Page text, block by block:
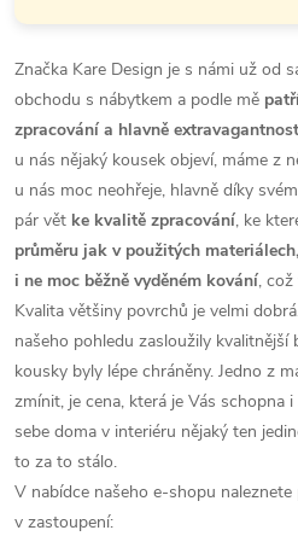
Značka Kare Design je s námi už od
obchodu s nábytkem a podle mě
zpracování a hlavně
u nás nějaký kousek objeví, máme z
u nás moc neohřeje, hlavně díky
pár vět ke kvalitě zpracování, ke
průměru jak v použitých
i ne moc běžně vyděném kování,
Kvalita většiny povrchů je velmi
našeho pohledu zasloužily
kousky byly lépe chráněny. Jedno z
zmínit, je cena, která je Vás schopna
sebe doma v interiéru nějaký ten
to za to stálo.
V nabídce našeho e-shopu
v zastoupení: